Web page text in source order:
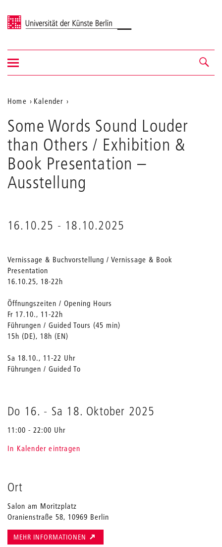
Universität der Künste Berlin
Navigation &
Suche
Navigation
ein-/ausblenden
Aktuelle
Position
auf
der
Webseite
Home
Kalender
Words
Sound
Louder
than
Others
Exhibition
Some Words Sound Louder
than Others / Exhibition &
Book Presentation –
Ausstellung
16.10.25 - 18.10.2025
Vernissage & Buchvorstellung / Vernissage & Book
Presentation
16.10.25, 18-22h
Öffnungszeiten / Opening Hours
Fr 17.10., 11-22h
Führungen / Guided Tours (45 min)
15h (DE), 18h (EN)
Sa 18.10., 11-22 Uhr
Führungen / Guided To
Do 16. - Sa 18. Oktober 2025
11:00 - 22:00 Uhr
In Kalender eintragen
Ort
Salon am Moritzplatz
Oranienstraße 58, 10969 Berlin
MEHR INFORMATIONEN